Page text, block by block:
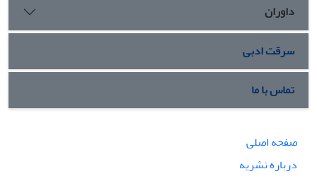
داوران
سرقت ادبی
تماس با ما
صفحه اصلی
درباره نشریه